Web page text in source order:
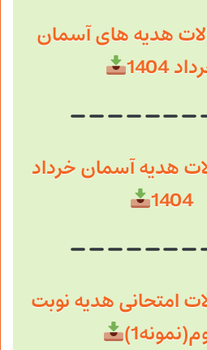
هدیه های آسمان
1404
هدیه آسمان خرداد
1404
امتحانی هدیه نوبت